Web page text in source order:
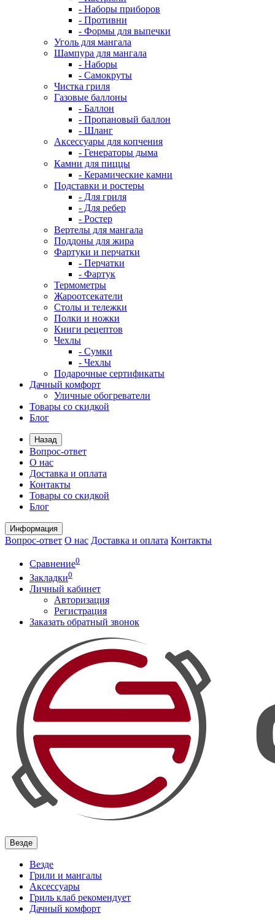
- Наборы приборов
- Противни
- Формы для выпечки
Уголь для мангала
Шампура для мангала
- Наборы
- Самокруты
Чистка гриля
Газовые баллоны
- Баллон
- Пропановый баллон
- Шланг
Аксессуары для копчения
- Генераторы дыма
Камни для пиццы
- Керамические камни
Подставки и ростеры
- Для гриля
- Для ребер
- Ростер
Вертелы для мангала
Поддоны для жира
Фартуки и перчатки
- Перчатки
- Фартук
Термометры
Жароотсекатели
Столы и тележки
Полки и ножки
Книги рецептов
Чехлы
- Сумки
- Чехлы
Подарочные сертификаты
Дачный комфорт
Уличные обогреватели
Товары со скидкой
Блог
Назад
Вопрос-ответ
О нас
Доставка и оплата
Контакты
Товары со скидкой
Блог
Информация
Вопрос-ответ О нас Доставка и оплата Контакты
Сравнение0
Закладки0
Личный кабинет
Авторизация
Регистрация
Заказать обратный звонок
Везде
Везде
Грили и мангалы
Аксессуары
Гриль клаб рекомендует
Дачный комфорт